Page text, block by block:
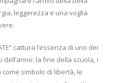
leggerezza e una voglia
cattura l’essenza di uno dei
dell’anno: la fine della scuola, i
simbolo di libertà, le